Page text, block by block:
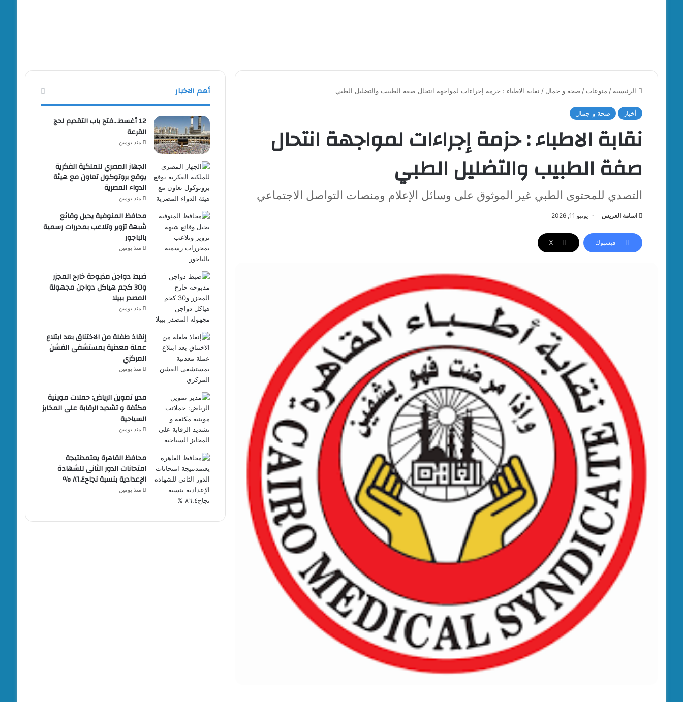
الرئيسية / منوعات / صحة و جمال / نقابة الاطباء : حزمة إجراءات لمواجهة انتحال صفة الطبيب والتضليل الطبي
أخبار صحة و جمال
نقابة الاطباء : حزمة إجراءات لمواجهة انتحال
صفة الطبيب والتضليل الطبي
التصدي للمحتوى الطبي غير الموثوق على وسائل الإعلام ومنصات التواصل الاجتماعي
اسامة العريس يونيو 11, 2026
فيسبوك ‫X
أهم الاخبار
12 أغسط…فتح باب التقديم لحج
القرعة
منذ يومين
الجهاز المصري للملكية الفكرية
يوقع بروتوكول تعاون مع هيئة
الدواء المصرية
منذ يومين
محافظ المنوفية يحيل وقائع
شبهة تزوير وتلاعب بمحررات رسمية
بالباجور
منذ يومين
ضبط دواجن مذبوحة خارج المجزر
و30 كجم هياكل دواجن مجهولة
المصدر ببيلا
منذ يومين
إنقاذ طفلة من الاختناق بعد ابتلاع
عملة معدنية بمستشفى الفشن
المركزي
منذ يومين
مدير تموين الرياض: حملات موينية
مكثفة و تشديد الرقابة على المخابز
السياحية
منذ يومين
محافظ القاهرة يعتمدنتيجة
امتحانات الدور الثانى للشهادة
الإعدادية بنسبة نجاح٨٦.٤ %
منذ يومين